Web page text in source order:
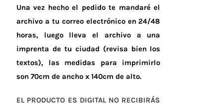
Una vez hecho el pedido te mandaré el
archivo a tu correo electrónico en 24/48
horas, luego lleva el archivo a una
imprenta de tu ciudad (revisa bien los
textos), las medidas para imprimirlo
son 70cm de ancho x 140cm de alto.
EL PRODUCTO ES DIGITAL NO RECIBIRÁS